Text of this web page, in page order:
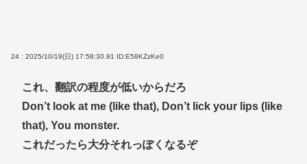
24 : 2025/10/19(日) 17:58:30.91 ID:E58KZzKe0
これ、翻訳の程度が低いからだろ
Don’t look at me (like that), Don’t lick your lips (like
that), You monster.
これだったら大分それっぽくなるぞ